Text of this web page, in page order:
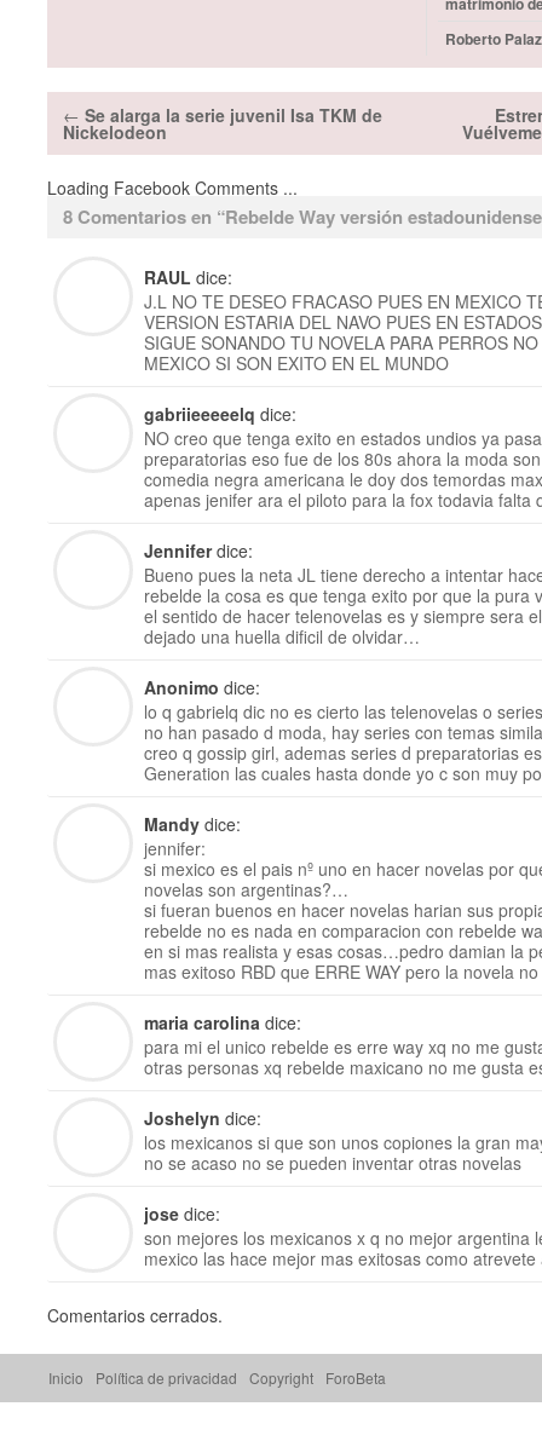
Roberto
← Se alarga la serie juvenil Isa TKM de
Nickelodeon
Loading Facebook Comments ...
8 Comentarios en “Rebelde Way versión estadounidense
RAUL dice:
J.L NO TE DESEO FRACASO PUES EN MEXICO
VERSION ESTARIA DEL NAVO PUES EN
SIGUE SONANDO TU NOVELA PARA PERROS
MEXICO SI SON EXITO EN EL MUNDO
gabriieeeeelq dice:
NO creo que tenga exito en estados undios ya
preparatorias eso fue de los 80s ahora la moda
comedia negra americana le doy dos temordas
apenas jenifer ara el piloto para la fox todavia
Jennifer dice:
Bueno pues la neta JL tiene derecho a intentar
rebelde la cosa es que tenga exito por que la pura
el sentido de hacer telenovelas es y siempre sera
dejado una huella dificil de olvidar…
Anonimo dice:
lo q gabrielq dic no es cierto las telenovelas o
no han pasado d moda, hay series con temas
creo q gossip girl, ademas series d preparatorias
Generation las cuales hasta donde yo c son muy
Mandy dice:
jennifer:
si mexico es el pais nº uno en hacer novelas por
novelas son argentinas?…
si fueran buenos en hacer novelas harian sus
rebelde no es nada en comparacion con rebelde
en si mas realista y esas cosas…pedro damian la
mas exitoso RBD que ERRE WAY pero la novela no
maria carolina dice:
para mi el unico rebelde es erre way xq no me
otras personas xq rebelde maxicano no me gusta
Joshelyn dice:
los mexicanos si que son unos copiones la gran
no se acaso no se pueden inventar otras novelas
jose dice:
son mejores los mexicanos x q no mejor argentina
mexico las hace mejor mas exitosas como
Comentarios cerrados.
Inicio Política de privacidad Copyright ForoBeta